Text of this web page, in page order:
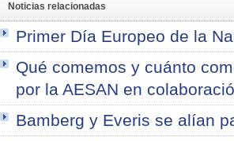
Noticias relacionadas
Primer Día Europeo de la
Qué comemos y cuánto
por la AESAN en
Bamberg y Everis se alían